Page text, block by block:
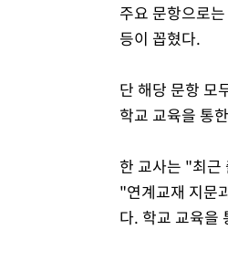
주요 문항으로
등이 꼽혔다.
단 해당 문항 모
학교 교육을 통
한 교사는 "최근
"연계교재 지문
다. 학교 교육을